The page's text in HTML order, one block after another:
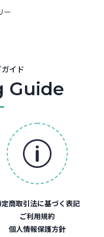
ー
イド
Guide
商取引法に基づく表記
ご利用規約
個人情報保護方針